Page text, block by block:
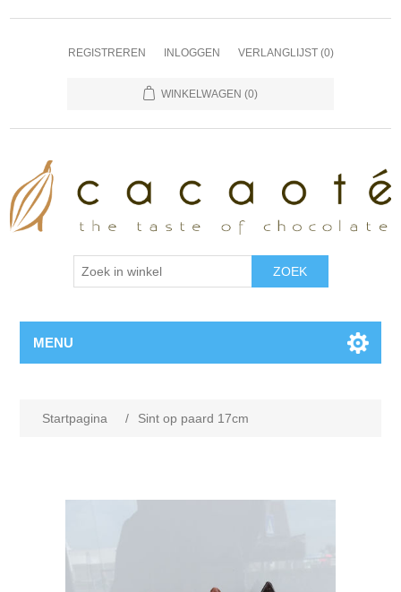
REGISTREREN INLOGGEN VERLANGLIJST (0)
WINKELWAGEN (0)
MENU
Startpagina / Sint op paard 17cm